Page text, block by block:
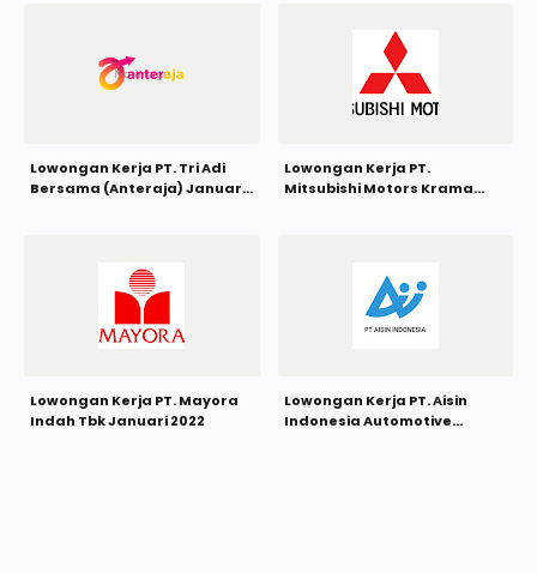
Lowongan Kerja PT. Tri Adi
Bersama (Anteraja) Januari
Lowongan Kerja PT.
Mitsubishi Motors Krama
Lowongan Kerja PT. Mayora
Indah Tbk Januari 2022
Lowongan Kerja PT. Aisin
Indonesia Automotive